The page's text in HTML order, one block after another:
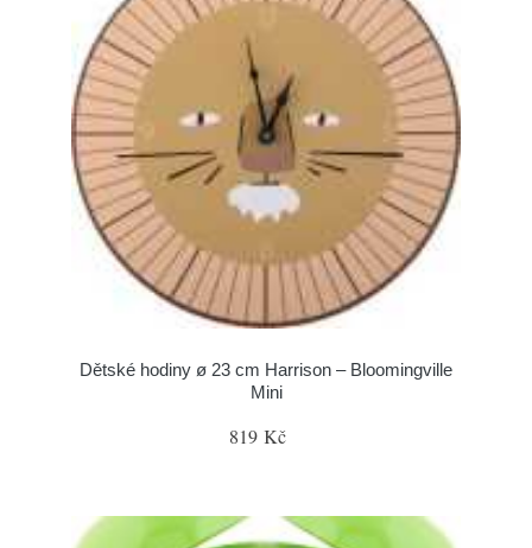
Dětské hodiny ø 23 cm Harrison – Bloomingville
Mini
819 Kč